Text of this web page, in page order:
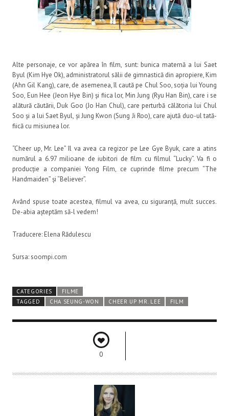
Alte personaje, ce vor apărea în film, sunt: bunica maternă a lui Saet
Byul (Kim Hye Ok), administratorul sălii de gimnastică din apropiere, Kim
(Ahn Gil Kang), care, de asemenea, îl caută pe Chul Soo, soția lui Young
Soo, Eun Hee (Jeon Hye Bin) și fiica lor, Min Jung (Ryu Han Bin), care i se
alătură căutării, Duk Goo (Jo Han Chul), care perturbă călătoria lui Chul
Soo și a lui Saet Byul, și Jung Kwon (Sung Ji Roo), care ajută duo-ul tată-
fiică cu misiunea lor.
“Cheer up, Mr. Lee” îl va avea ca regizor pe Lee Gye Byuk, care a atins
numărul a 6.97 milioane de iubitori de film cu filmul “Lucky”. Va fi o
producție a companiei Yong Film, ce cuprinde filme precum “The
Handmaiden” și “Believer”.
Având spuse toate acestea, filmul va avea, cu siguranță, mult succes.
De-abia așteptăm să-l vedem!
Traducere: Elena Rădulescu
Sursa: soompi.com
CATEGORIES
FILME
TAGGED
CHA SEUNG-WON CHEER UP MR. LEE FILM
0